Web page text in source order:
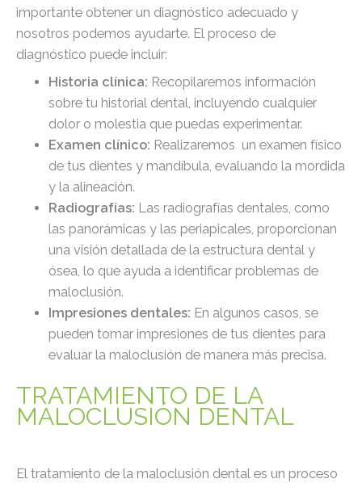
importante obtener un diagnóstico adecuado y
nosotros podemos ayudarte. El proceso de
diagnóstico puede incluir:
Historia clínica: Recopilaremos información
sobre tu historial dental, incluyendo cualquier
dolor o molestia que puedas experimentar.
Examen clínico: Realizaremos un examen físico
de tus dientes y mandíbula, evaluando la mordida
y la alineación.
Radiografías: Las radiografías dentales, como
las panorámicas y las periapicales, proporcionan
una visión detallada de la estructura dental y
ósea, lo que ayuda a identificar problemas de
maloclusión.
Impresiones dentales: En algunos casos, se
pueden tomar impresiones de tus dientes para
evaluar la maloclusión de manera más precisa.
TRATAMIENTO DE LA
MALOCLUSIÓN DENTAL
El tratamiento de la maloclusión dental es un proceso